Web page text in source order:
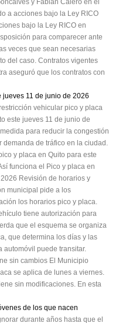
y Fabián Calero en el
a acciones bajo la Ley RICO
bajo la Ley RICO en
para comparecer ante
veces que sean necesarias
del caso. Contratos vigentes
aseguró que los contratos con
11 de junio de 2026
vehicular pico y placa
este jueves 11 de junio de
para reducir la congestión
de tráfico en la ciudad.
y placa en Quito para este
funciona el Pico y placa en
Revisión de horarios y
municipal pide a los
los horarios pico y placa.
tiene autorización para
que el esquema se organiza
que determina los días y las
automóvil puede transitar.
sin cambios El Municipio
se aplica de lunes a viernes.
sin modificaciones. En esta
de los que nacen
durante años hasta que el